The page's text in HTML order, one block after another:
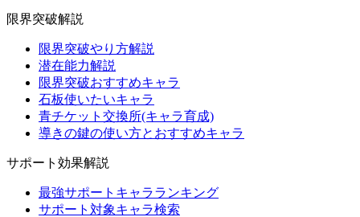
限界突破解説
限界突破やり方解説
潜在能力解説
限界突破おすすめキャラ
石板使いたいキャラ
青チケット交換所(キャラ育成)
導きの鍵の使い方とおすすめキャラ
サポート効果解説
最強サポートキャラランキング
サポート対象キャラ検索